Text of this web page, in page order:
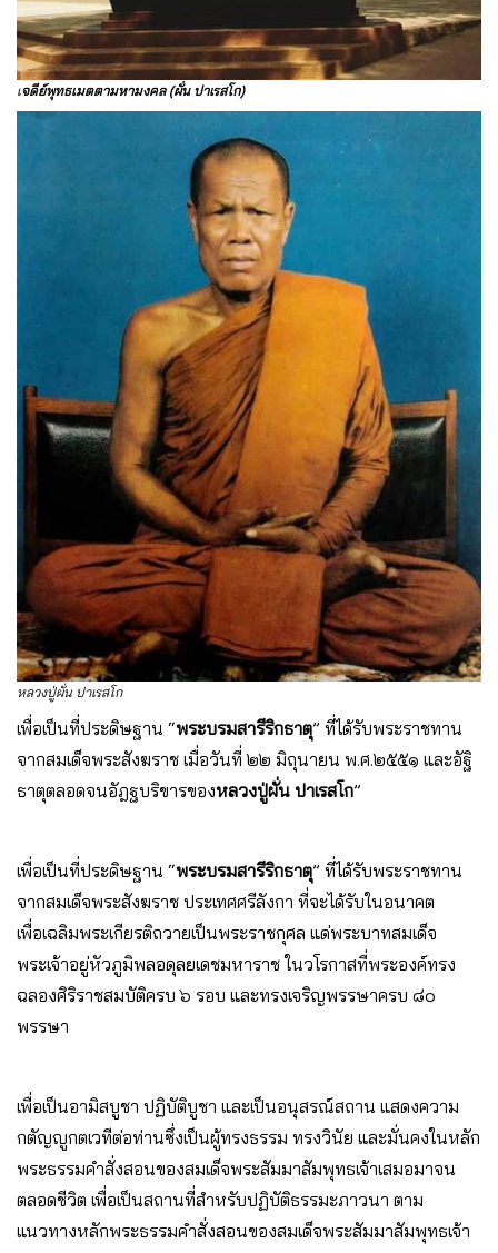
เจดีย์พุทธเมตตามหามงคล (ผั่น ปาเรสโก)
หลวงปู่ผั่น ปาเรสโก
เพื่อเป็นที่ประดิษฐาน “พระบรมสารีริกธาตุ” ที่ได้รับพระราชทาน
จากสมเด็จพระสังฆราช เมื่อวันที่ ๒๒ มิถุนายน พ.ศ.๒๕๕๑ และอัฐิ
ธาตุตลอดจนอัฎฐบริขารของหลวงปู่ผั่น ปาเรสโก”
เพื่อเป็นที่ประดิษฐาน “พระบรมสารีริกธาตุ” ที่ได้รับพระราชทาน
จากสมเด็จพระสังฆราช ประเทศศรีลังกา ที่จะได้รับในอนาคต
เพื่อเฉลิมพระเกียรติถวายเป็นพระราชกุศล แด่พระบาทสมเด็จ
พระเจ้าอยู่หัวภูมิพลอดุลยเดชมหาราช ในวโรกาสที่พระองค์ทรง
ฉลองศิริราชสมบัติครบ ๖ รอบ และทรงเจริญพรรษาครบ ๘๐
พรรษา
เพื่อเป็นอามิสบูชา ปฏิบัติบูชา และเป็นอนุสรณ์สถาน แสดงความ
กตัญญูกตเวทีต่อท่านซึ่งเป็นผู้ทรงธรรม ทรงวินัย และมั่นคงในหลัก
พระธรรมคำสั่งสอนของสมเด็จพระสัมมาสัมพุทธเจ้าเสมอมาจน
ตลอดชีวิต เพื่อเป็นสถานที่สำหรับปฏิบัติธรรมะภาวนา ตาม
แนวทางหลักพระธรรมคำสั่งสอนของสมเด็จพระสัมมาสัมพุทธเจ้า